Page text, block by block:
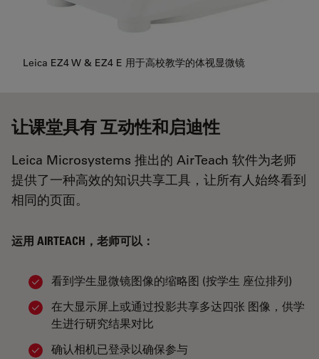
Leica EZ4 W & EZ4 E 用于高校教学的体视显微镜
让课堂具有 互动性和启迪性
Leica Microsystems 推出的 AirTeach 软件为老师
提供了一种高效的知识共享工具，让所有人始终看到
相同的页面。
运用 AIRTEACH，老师可以：
看到学生显微镜图像的缩略图 (按学生 座位排列)
在大显示屏上或通过投影共享多达四张 图像，供学
生进行研究结果对比
确认相机已登录以确保参与